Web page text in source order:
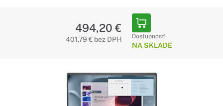
dizajne. Prémiový produktový rad notebookov Inspiron
ponúka špičkový výkon, to všetko v nádhernom prevedení.
Notebooky Dell Pro
Najtenšie. Najľahšie. Najtichšie.
Prepracovaný dizajn, skvelá mobilita, umelá inteligencia či
výkon, aký naozaj potrebujete. Špičková produktivita dokáže
494,20 €
401,79 € bez DPH Dostupnosť:
NA SKLADE